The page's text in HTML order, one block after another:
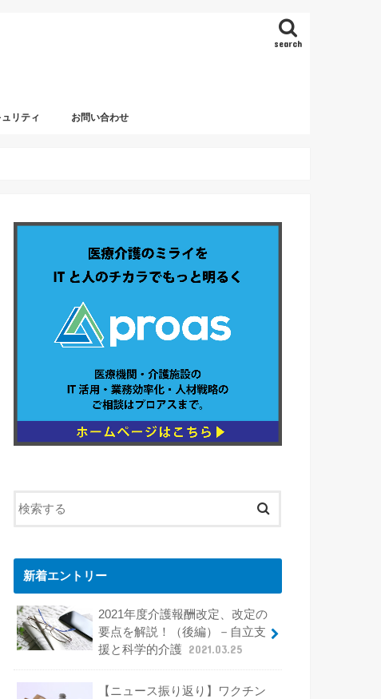
search
リティ お問い合わせ
新着エントリー
2021年度介護報酬改定、改定の
要点を解説！（後編）－自立支
援と科学的介護
2021.03.25
【ニュース振り返り】ワクチン